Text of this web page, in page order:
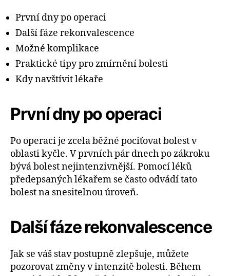
První dny po operaci
Další fáze rekonvalescence
Možné komplikace
Praktické tipy pro zmírnění bolesti
Kdy navštívit lékaře
První dny po operaci
Po operaci je zcela běžné pociťovat bolest v
oblasti kyčle. V prvních pár dnech po zákroku
bývá bolest nejintenzivnější. Pomocí léků
předepsaných lékařem se často odvádí tato
bolest na snesitelnou úroveň.
Další fáze rekonvalescence
Jak se váš stav postupně zlepšuje, můžete
pozorovat změny v intenzitě bolesti. Během